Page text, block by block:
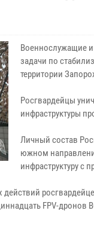
Военнослужащие
задачи по
территории
Росгвардейцы
инфраструктуры
Личный состав
южном
инфраструктуру с
FPV-дронов